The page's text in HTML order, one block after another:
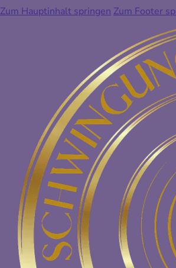
Zum Hauptinhalt springen Zum Footer